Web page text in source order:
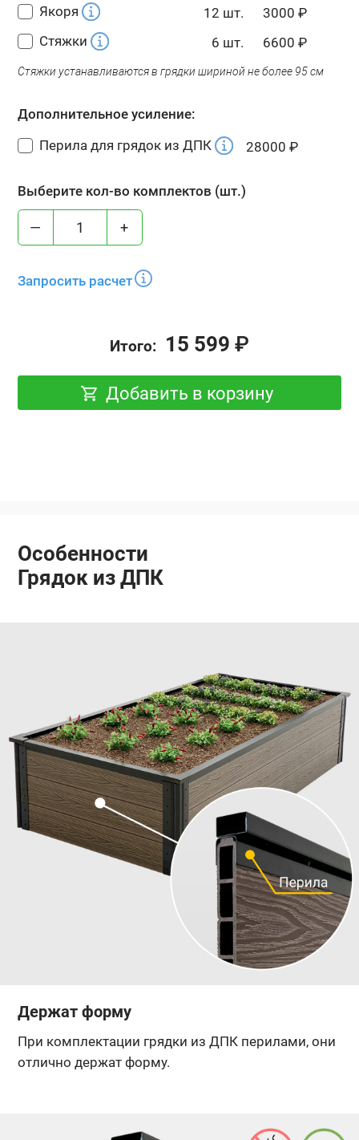
Якоря
12 шт. 3000 ₽
Стяжки
6 шт. 6600 ₽
Стяжки устанавливаются в грядки шириной не более 95 см
Дополнительное усиление:
Перила для грядок из ДПК
28000 ₽
Выберите кол-во комплектов (шт.)
— +
Запросить расчет
Итого: 15 599 ₽
Добавить в корзину
Особенности
Грядок из ДПК
Держат форму
При комплектации грядки из ДПК перилами, они
отлично держат форму.